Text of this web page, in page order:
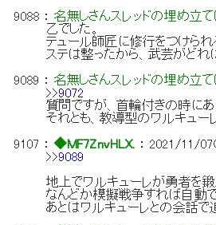
9088 ：名無しさんスレッドの埋め立
乙でした。
テュール師匠に修行をつけら
ステは整ったから、武芸がど
9089 ：名無しさんスレッドの埋め立
>>9072
質問ですが、首輪付きの時に
それとも、教導型のワルキュー
9107 ：◆MF7ZnvHLX. ：2021/11/
>>9089
地上でワルキューレが勇者を
なんどか模擬戦争すれば自動で
あとはワルキューレとの会話で